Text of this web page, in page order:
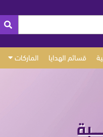
قسائم الهدايا الماركات